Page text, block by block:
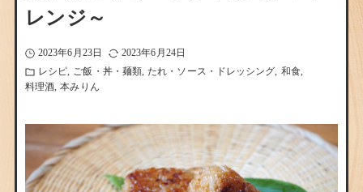
レンジ～
2023年6月23日
2023年6月24日
レシピ ご飯・丼・麺類 たれ・ソース・ドレッシング 和食
料理酒 本みりん